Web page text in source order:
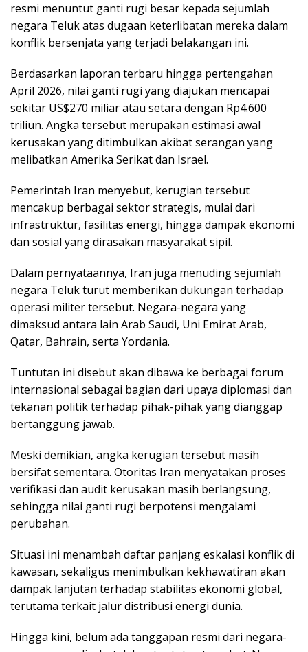
resmi menuntut ganti rugi besar kepada sejumlah
negara Teluk atas dugaan keterlibatan mereka dalam
konflik bersenjata yang terjadi belakangan ini.
Berdasarkan laporan terbaru hingga pertengahan
April 2026, nilai ganti rugi yang diajukan mencapai
sekitar US$270 miliar atau setara dengan Rp4.600
triliun. Angka tersebut merupakan estimasi awal
kerusakan yang ditimbulkan akibat serangan yang
melibatkan Amerika Serikat dan Israel.
Pemerintah Iran menyebut, kerugian tersebut
mencakup berbagai sektor strategis, mulai dari
infrastruktur, fasilitas energi, hingga dampak ekonomi
dan sosial yang dirasakan masyarakat sipil.
Dalam pernyataannya, Iran juga menuding sejumlah
negara Teluk turut memberikan dukungan terhadap
operasi militer tersebut. Negara-negara yang
dimaksud antara lain Arab Saudi, Uni Emirat Arab,
Qatar, Bahrain, serta Yordania.
Tuntutan ini disebut akan dibawa ke berbagai forum
internasional sebagai bagian dari upaya diplomasi dan
tekanan politik terhadap pihak-pihak yang dianggap
bertanggung jawab.
Meski demikian, angka kerugian tersebut masih
bersifat sementara. Otoritas Iran menyatakan proses
verifikasi dan audit kerusakan masih berlangsung,
sehingga nilai ganti rugi berpotensi mengalami
perubahan.
Situasi ini menambah daftar panjang eskalasi konflik di
kawasan, sekaligus menimbulkan kekhawatiran akan
dampak lanjutan terhadap stabilitas ekonomi global,
terutama terkait jalur distribusi energi dunia.
Hingga kini, belum ada tanggapan resmi dari negara-